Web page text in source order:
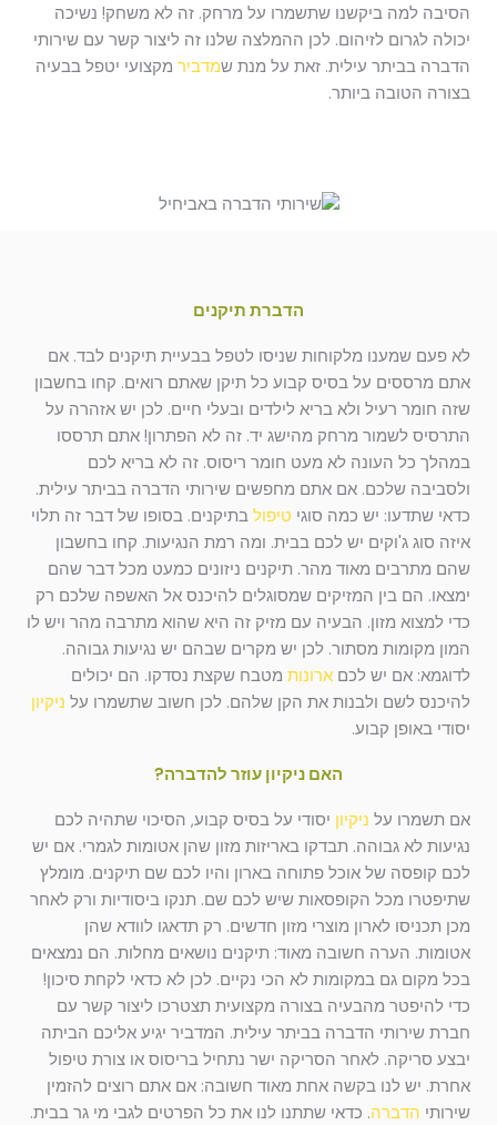
הסיבה למה ביקשנו שתשמרו על מרחק. זה לא משחק! נשיכה
יכולה לגרום לזיהום. לכן ההמלצה שלנו זה ליצור קשר עם שירותי
הדברה בביתר עילית. זאת על מנת שמדביר מקצועי יטפל בבעיה
בצורה הטובה ביותר.
הדברת תיקנים
לא פעם שמענו מלקוחות שניסו לטפל בבעיית תיקנים לבד. אם
אתם מרססים על בסיס קבוע כל תיקן שאתם רואים. קחו בחשבון
שזה חומר רעיל ולא בריא לילדים ובעלי חיים. לכן יש אזהרה על
התרסיס לשמור מרחק מהישג יד. זה לא הפתרון! אתם תרססו
במהלך כל העונה לא מעט חומר ריסוס. זה לא בריא לכם
ולסביבה שלכם. אם אתם מחפשים שירותי הדברה בביתר עילית.
כדאי שתדעו: יש כמה סוגי טיפול בתיקנים. בסופו של דבר זה תלוי
איזה סוג ג'וקים יש לכם בבית. ומה רמת הנגיעות. קחו בחשבון
שהם מתרבים מאוד מהר. תיקנים ניזונים כמעט מכל דבר שהם
ימצאו. הם בין המזיקים שמסוגלים להיכנס אל האשפה שלכם רק
כדי למצוא מזון. הבעיה עם מזיק זה היא שהוא מתרבה מהר ויש לו
המון מקומות מסתור. לכן יש מקרים שבהם יש נגיעות גבוהה.
לדוגמא: אם יש לכם ארונות מטבח שקצת נסדקו. הם יכולים
להיכנס לשם ולבנות את הקן שלהם. לכן חשוב שתשמרו על ניקיון
יסודי באופן קבוע.
האם ניקיון עוזר להדברה?
אם תשמרו על ניקיון יסודי על בסיס קבוע, הסיכוי שתהיה לכם
נגיעות לא גבוהה. תבדקו באריזות מזון שהן אטומות לגמרי. אם יש
לכם קופסה של אוכל פתוחה בארון והיו לכם שם תיקנים. מומלץ
שתיפטרו מכל הקופסאות שיש לכם שם. תנקו ביסודיות ורק לאחר
מכן תכניסו לארון מוצרי מזון חדשים. רק תדאגו לוודא שהן
אטומות. הערה חשובה מאוד: תיקנים נושאים מחלות. הם נמצאים
בכל מקום גם במקומות לא הכי נקיים. לכן לא כדאי לקחת סיכון!
כדי להיפטר מהבעיה בצורה מקצועית תצטרכו ליצור קשר עם
חברת שירותי הדברה בביתר עילית. המדביר יגיע אליכם הביתה
יבצע סריקה. לאחר הסריקה ישר נתחיל בריסוס או צורת טיפול
אחרת. יש לנו בקשה אחת מאוד חשובה: אם אתם רוצים להזמין
שירותי הדברה. כדאי שתתנו לנו את כל הפרטים לגבי מי גר בבית.